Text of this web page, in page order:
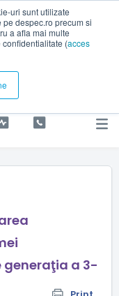
uri sunt utilizate
despec.ro precum si
a afla mai multe
(acces
generaţia a 3-